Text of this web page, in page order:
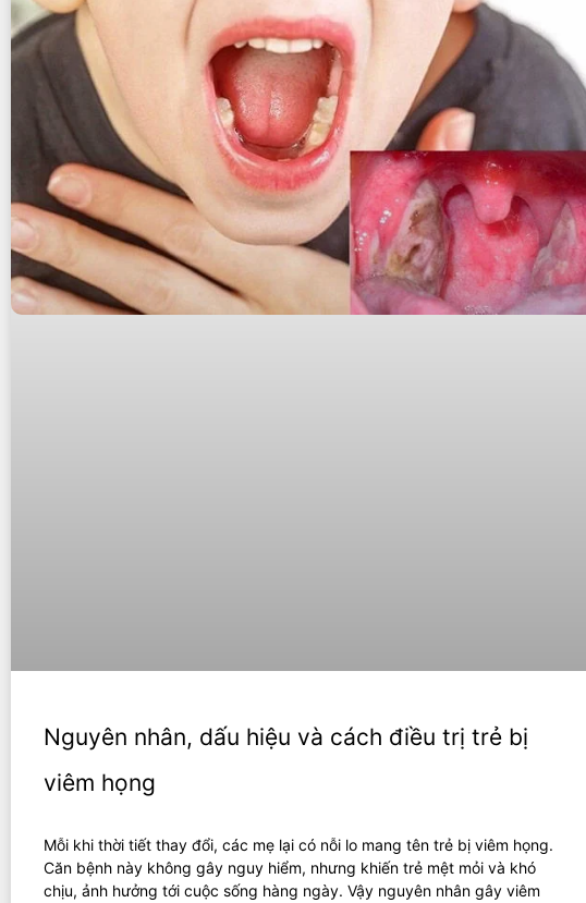
Nguyên nhân, dấu hiệu và cách điều trị trẻ bị
viêm họng
Mỗi khi thời tiết thay đổi, các mẹ lại có nỗi lo mang tên trẻ bị viêm họng.
Căn bệnh này không gây nguy hiểm, nhưng khiến trẻ mệt mỏi và khó
chịu, ảnh hưởng tới cuộc sống hàng ngày. Vậy nguyên nhân gây viêm